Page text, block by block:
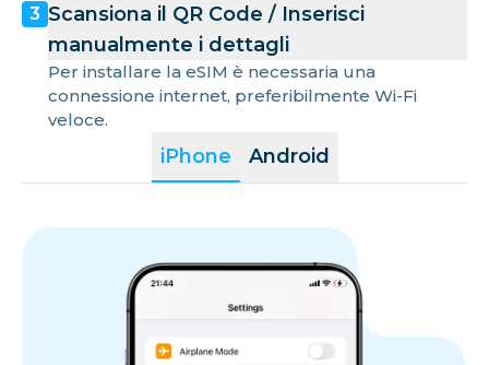
iPhone Android
3 Scansiona il QR Code / Inserisci
manualmente i dettagli
Per installare la eSIM è necessaria una
connessione internet, preferibilmente Wi-Fi
veloce.